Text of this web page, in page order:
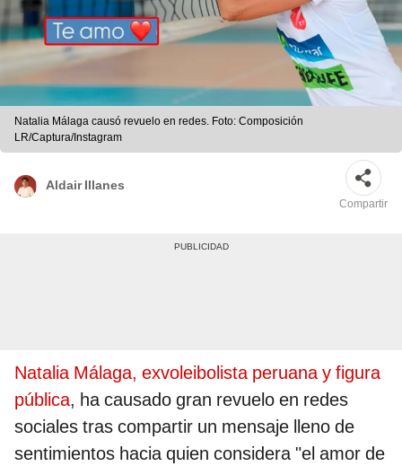
Natalia Málaga causó revuelo en redes. Foto: Composición
LR/Captura/Instagram
Aldair Illanes
Compartir
Natalia Málaga, exvoleibolista peruana y figura
pública, ha causado gran revuelo en redes
sociales tras compartir un mensaje lleno de
sentimientos hacia quien considera "el amor de